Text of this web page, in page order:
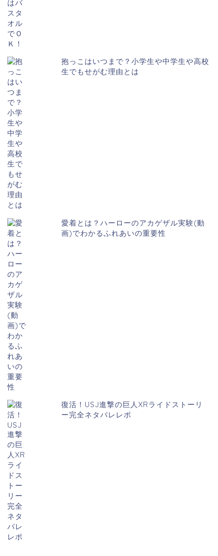
抱っこはいつまで？小学生や中学生や高校
生でもせがむ理由とは
愛着とは？ハーローのアカゲザル実験(動
画)でわかるふれあいの重要性
復活！USJ進撃の巨人XRライドストーリ
ー完全ネタバレレポ